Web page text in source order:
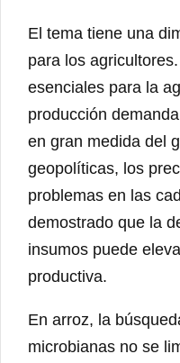
El tema tiene una
para los
esenciales para la
producción
en gran medida del
geopolíticas, los
problemas en las
demostrado que la
insumos puede
productiva.
En arroz, la
microbianas no se